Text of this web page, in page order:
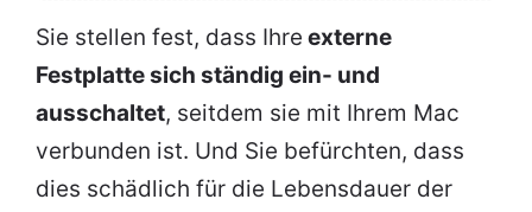
Sie stellen fest, dass Ihre externe
Festplatte sich ständig ein- und
ausschaltet, seitdem sie mit Ihrem Mac
verbunden ist. Und Sie befürchten, dass
dies schädlich für die Lebensdauer der